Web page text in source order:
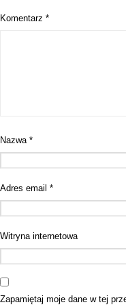
Komentarz *
Nazwa *
Adres email *
Witryna internetowa
Zapamiętaj moje dane w tej